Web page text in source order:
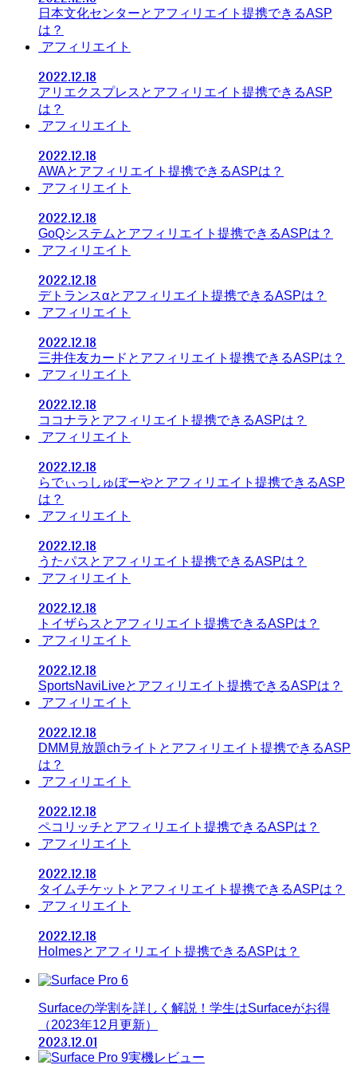
日本文化センターとアフィリエイト提携できるASP
は？
アフィリエイト
2022.12.18
アリエクスプレスとアフィリエイト提携できるASP
は？
アフィリエイト
2022.12.18
AWAとアフィリエイト提携できるASPは？
アフィリエイト
2022.12.18
GoQシステムとアフィリエイト提携できるASPは？
アフィリエイト
2022.12.18
デトランスαとアフィリエイト提携できるASPは？
アフィリエイト
2022.12.18
三井住友カードとアフィリエイト提携できるASPは？
アフィリエイト
2022.12.18
ココナラとアフィリエイト提携できるASPは？
アフィリエイト
2022.12.18
らでぃっしゅぼーやとアフィリエイト提携できるASP
は？
アフィリエイト
2022.12.18
うたパスとアフィリエイト提携できるASPは？
アフィリエイト
2022.12.18
トイザらスとアフィリエイト提携できるASPは？
アフィリエイト
2022.12.18
SportsNaviLiveとアフィリエイト提携できるASPは？
アフィリエイト
2022.12.18
DMM見放題chライトとアフィリエイト提携できるASP
は？
アフィリエイト
2022.12.18
ペコリッチとアフィリエイト提携できるASPは？
アフィリエイト
2022.12.18
タイムチケットとアフィリエイト提携できるASPは？
アフィリエイト
2022.12.18
Holmesとアフィリエイト提携できるASPは？
Surfaceの学割を詳しく解説！学生はSurfaceがお得
（2023年12月更新）
2023.12.01